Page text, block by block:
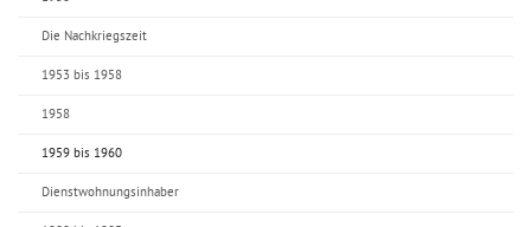
Die Nachkriegszeit
1953 bis 1958
1958
1959 bis 1960
Dienstwohnungsinhaber